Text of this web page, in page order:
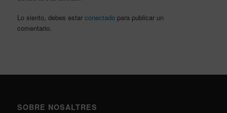
Lo siento, debes estar conectadopara publicar un
comentario.
SOBRE NOSALTRES